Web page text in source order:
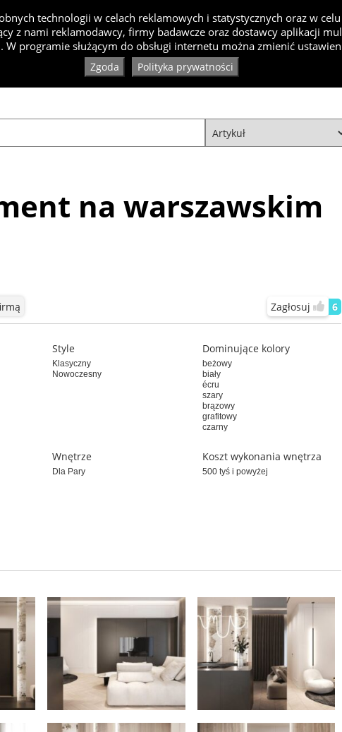
Inspiracje Artykuły Produkty Specjaliści
na warszawskim
Zagłosuj 6
Style
Klasyczny
Nowoczesny
Dominujące kolory
beżowy
biały
écru
szary
brązowy
grafitowy
czarny
Wnętrze
Dla Pary
Koszt wykonania wnętrza
500 tyś i powyżej
technologii w celach reklamowych i statystycznych oraz w
z nami reklamodawcy, firmy badawcze oraz dostawcy aplikacji
programie służącym do obsługi internetu można zmienić
Zgoda Polityka prywatności